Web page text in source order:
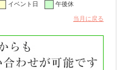
イベント日 午後休
当月に戻る